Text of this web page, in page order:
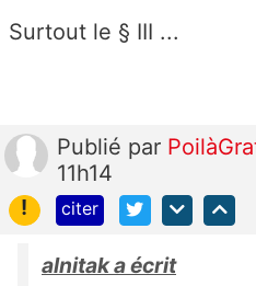
Surtout le § III ...
Publié par
11h14
!
citer
alnitak a écrit